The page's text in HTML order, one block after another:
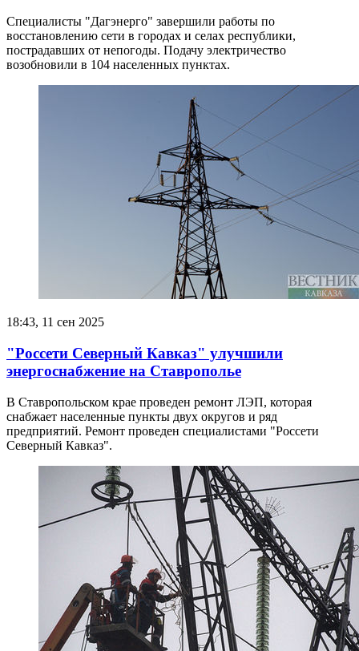
Специалисты "Дагэнерго" завершили работы по
восстановлению сети в городах и селах республики,
пострадавших от непогоды. Подачу электричество
возобновили в 104 населенных пунктах.
18:43, 11 сен 2025
"Россети Северный Кавказ" улучшили
энергоснабжение на Ставрополье
В Ставропольском крае проведен ремонт ЛЭП, которая
снабжает населенные пункты двух округов и ряд
предприятий. Ремонт проведен специалистами "Россети
Северный Кавказ".